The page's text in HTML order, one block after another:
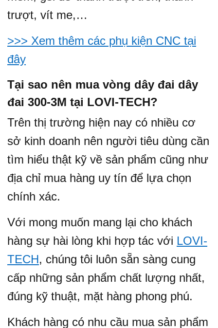
trượt, vít me,…
>>> Xem thêm các phụ kiện CNC tại
đây
Tại sao nên mua vòng dây đai dây
đai 300-3M tại LOVI-TECH?
Trên thị trường hiện nay có nhiều cơ
sở kinh doanh nên người tiêu dùng cần
tìm hiểu thật kỹ về sản phẩm cũng như
địa chỉ mua hàng uy tín để lựa chọn
chính xác.
Với mong muốn mang lại cho khách
hàng sự hài lòng khi hợp tác với LOVI-
TECH, chúng tôi luôn sẵn sàng cung
cấp những sản phẩm chất lượng nhất,
đúng kỹ thuật, mặt hàng phong phú.
Khách hàng có nhu cầu mua sản phẩm